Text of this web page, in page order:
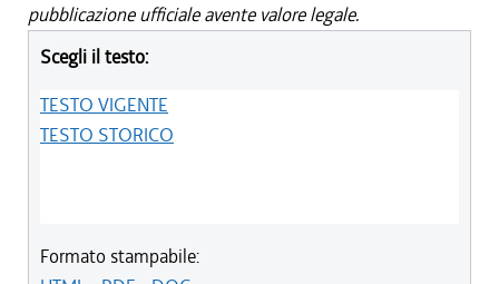
pubblicazione ufficiale avente valore legale.
Scegli il testo:
TESTO VIGENTE
TESTO STORICO
Formato stampabile: